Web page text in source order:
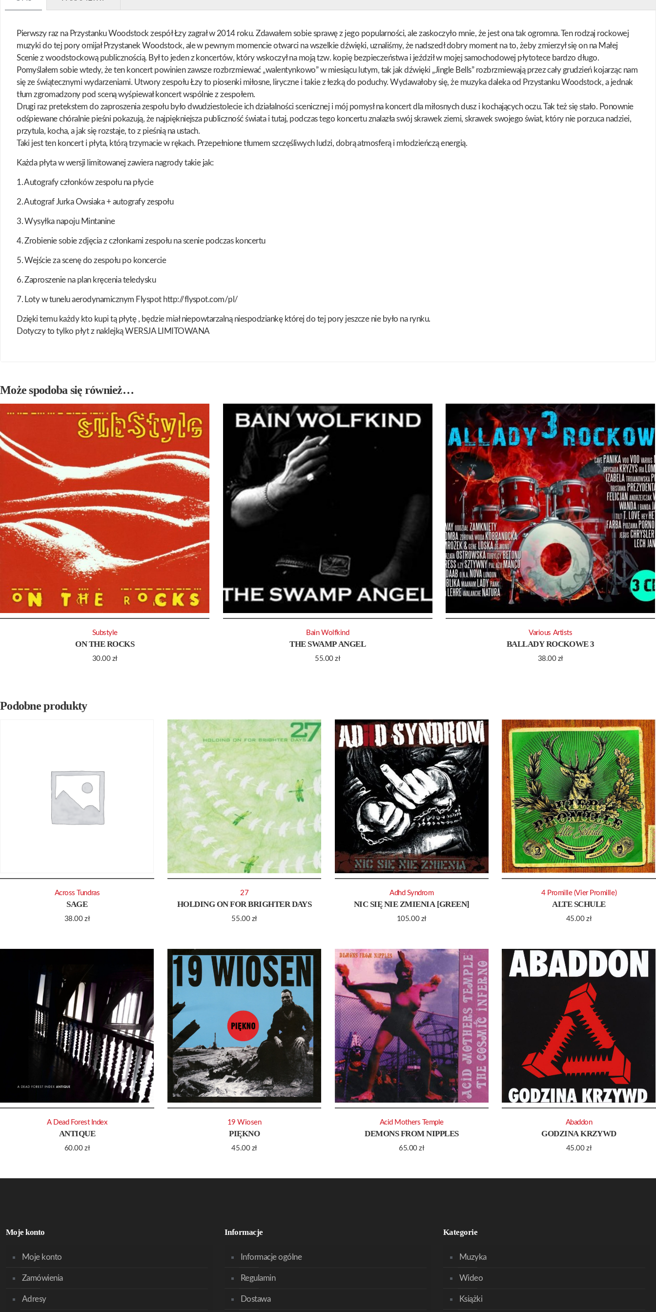
Pierwszy raz na Przystanku Woodstock zespół Łzy zagrał w 2014 roku. Zdawałem sobie sprawę z jego popularności, ale zaskoczyło mnie, że jest ona tak ogromna. Ten rodzaj rockowej
muzyki do tej pory omijał Przystanek Woodstock, ale w pewnym momencie otwarci na wszelkie dźwięki, uznaliśmy, że nadszedł dobry moment na to, żeby zmierzył się on na Małej
Scenie z woodstockową publicznością. Był to jeden z koncertów, który wskoczył na moją tzw. kopię bezpieczeństwa i jeździł w mojej samochodowej płytotece bardzo długo.
Pomyślałem sobie wtedy, że ten koncert powinien zawsze rozbrzmiewać „walentynkowo” w miesiącu lutym, tak jak dźwięki „Jingle Bells” rozbrzmiewają przez cały grudzień kojarząc nam
się ze świątecznymi wydarzeniami. Utwory zespołu Łzy to piosenki miłosne, liryczne i takie z łezką do poduchy. Wydawałoby się, że muzyka daleka od Przystanku Woodstock, a jednak
tłum zgromadzony pod sceną wyśpiewał koncert wspólnie z zespołem.
Drugi raz pretekstem do zaproszenia zespołu było dwudziestolecie ich działalności scenicznej i mój pomysł na koncert dla miłosnych dusz i kochających oczu. Tak też się stało. Ponownie
odśpiewane chóralnie pieśni pokazują, że najpiękniejsza publiczność świata i tutaj, podczas tego koncertu znalazła swój skrawek ziemi, skrawek swojego świat, który nie porzuca nadziei,
przytula, kocha, a jak się rozstaje, to z pieśnią na ustach.
Taki jest ten koncert i płyta, którą trzymacie w rękach. Przepełnione tłumem szczęśliwych ludzi, dobrą atmosferą i młodzieńczą energią.
Każda płyta w wersji limitowanej zawiera nagrody takie jak:
1. Autografy członków zespołu na płycie
2. Autograf Jurka Owsiaka + autografy zespołu
3. Wysyłka napoju Mintanine
4. Zrobienie sobie zdjęcia z członkami zespołu na scenie podczas koncertu
5. Wejście za scenę do zespołu po koncercie
6. Zaproszenie na plan kręcenia teledysku
7. Loty w tunelu aerodynamicznym Flyspot http://flyspot.com/pl/
Dzięki temu każdy kto kupi tą płytę , będzie miał niepowtarzalną niespodziankę której do tej pory jeszcze nie było na rynku.
Dotyczy to tylko płyt z naklejką WERSJA LIMITOWANA
Może spodoba się również…
ON THE ROCKS
30.00 zł
Substyle
THE SWAMP ANGEL
55.00zł
Bain Wolfkind
BALLADY ROCKOWE 3
38.00 zł
Various Artists
Podobne produkty
SAGE
38.00zł
Across Tundras
HOLDING ON FOR BRIGHTER DAYS
55.00 zł
27
NIC SIĘ NIE ZMIENIA [GREEN]
105.00 zł
Adhd Syndrom
ALTE SCHULE
45.00zł
4 Promille (Vier Promille)
ANTIQUE
60.00zł
A Dead Forest Index
PIĘKNO
45.00 zł
19 Wiosen
DEMONS FROM NIPPLES
65.00zł
Acid Mothers Temple
GODZINA KRZYWD
45.00zł
Abaddon
Moje konto
Moje konto
Zamówienia
Adresy
Informacje
Informacje ogólne
Regulamin
Dostawa
Kategorie
Muzyka
Wideo
Książki